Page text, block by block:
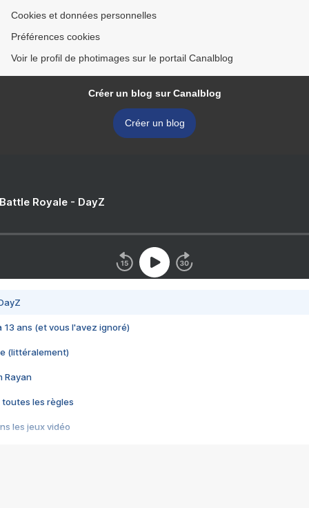
Cookies et données personnelles
Préférences cookies
Voir le profil de photimages sur le portail Canalblog
Créer un blog sur Canalblog
Créer un blog
Royale - DayZ
13 ans (et vous l'avez ignoré)
(littéralement)
Rayan
toutes les règles
les jeux vidéo